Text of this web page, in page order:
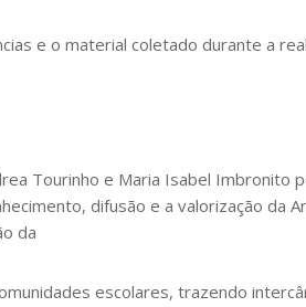
e o material coletado durante a
Tourinho e Maria Isabel Imbronito
difusão e a valorização da
da
escolares, trazendo